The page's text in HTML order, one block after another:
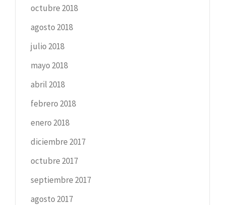
octubre 2018
agosto 2018
julio 2018
mayo 2018
abril 2018
febrero 2018
enero 2018
diciembre 2017
octubre 2017
septiembre 2017
agosto 2017